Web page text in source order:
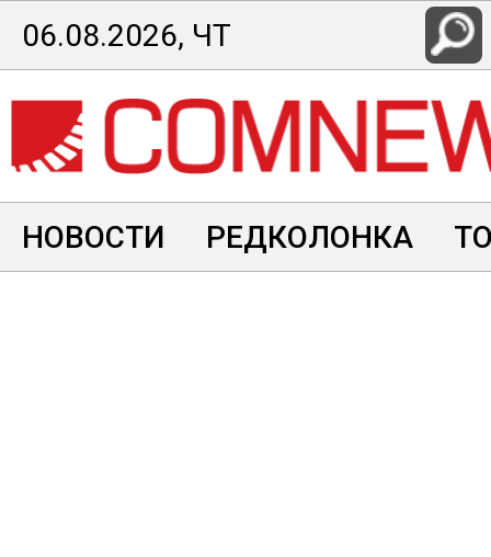
Перейти
к
основному
содержанию
06.08.2026, ЧТ
НОВОСТИ РЕДКОЛОНКА